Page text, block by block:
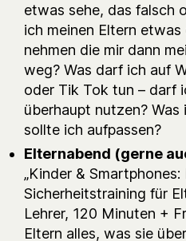
etwas sehe, das falsch
ich meinen Eltern
nehmen die mir dann
weg? Was darf ich auf
oder Tik Tok tun – darf
überhaupt nutzen?
sollte ich aufpassen?
Elternabend (gerne
„Kinder &
Sicherheitstraining für
Lehrer, 120 Minuten +
Eltern alles, was sie